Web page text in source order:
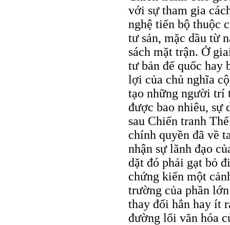
với sự tham gia
nghệ tiến bộ thuộc
tư sản, mặc dầu từ
sách mặt trận. Ở
tư bản đế quốc hay
lợi của chủ nghĩa
tạo những người trí
được bao nhiêu, sự
sau Chiến tranh
chính quyền đã về
nhận sự lãnh đạo
dặt đó phải gạt bỏ
chứng kiến một
trường của phần
thay đổi hẳn hay ít
đường lối văn hóa